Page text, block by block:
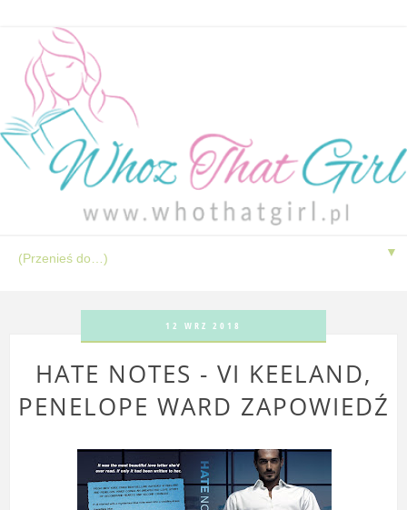
▼
12 WRZ 2018
HATE NOTES - VI KEELAND,
PENELOPE WARD ZAPOWIEDŹ